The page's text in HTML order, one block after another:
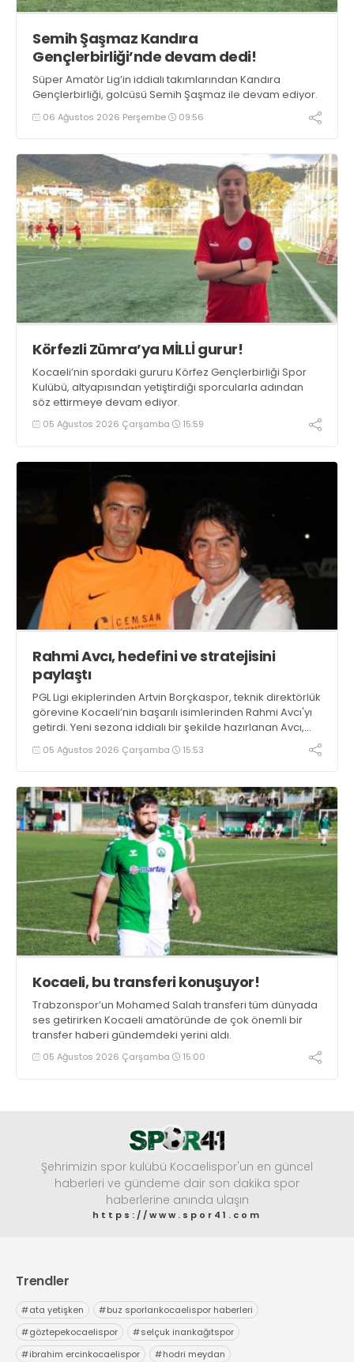
Semih Şaşmaz Kandıra
Gençlerbirliği’nde devam dedi!
Süper Amatör Lig’in iddialı takımlarından Kandıra
Gençlerbirliği, golcüsü Semih Şaşmaz ile devam ediyor.
06 Ağustos 2026 Perşembe 09:56
Körfezli Zümra’ya MİLLİ gurur!
Kocaeli’nin spordaki gururu Körfez Gençlerbirliği Spor
Kulübü, altyapısından yetiştirdiği sporcularla adından
söz ettirmeye devam ediyor.
05 Ağustos 2026 Çarşamba 15:59
Rahmi Avcı, hedefini ve stratejisini
paylaştı
PGL Ligi ekiplerinden Artvin Borçkaspor, teknik direktörlük
görevine Kocaeli’nin başarılı isimlerinden Rahmi Avcı'yı
getirdi. Yeni sezona iddialı bir şekilde hazırlanan Avcı,
duygularını aktardı.
05 Ağustos 2026 Çarşamba 15:53
Kocaeli, bu transferi konuşuyor!
Trabzonspor’un Mohamed Salah transferi tüm dünyada
ses getirirken Kocaeli amatöründe de çok önemli bir
transfer haberi gündemdeki yerini aldı.
05 Ağustos 2026 Çarşamba 15:00
Şehrimizin spor kulübü Kocaelispor'un en güncel
haberleri ve gündeme dair son dakika spor
haberlerine anında ulaşın
https://www.spor41.com
Trendler
#ata yetişken #buz sporlarıkocaelispor haberleri
#göztepekocaelispor #selçuk inankağıtspor
#ibrahim ercinkocaelispor #hodri meydan